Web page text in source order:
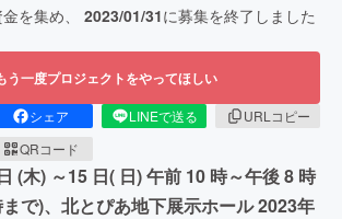
を集め、 2023/01/31に募集を終了しました
う一度プロジェクトをやってほしい
シェア LINEで送る
URLコピー
QRコード
(木) ～15 日( 日) 午前 10 時～午後 8 時
で)、北とぴあ地下展示ホール 2023年